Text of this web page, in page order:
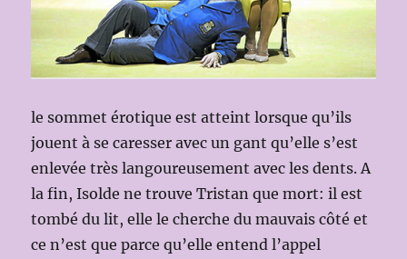
le sommet érotique est atteint lorsque qu’ils
jouent à se caresser avec un gant qu’elle s’est
enlevée très langoureusement avec les dents. A
la fin, Isolde ne trouve Tristan que mort: il est
tombé du lit, elle le cherche du mauvais côté et
ce n’est que parce qu’elle entend l’appel